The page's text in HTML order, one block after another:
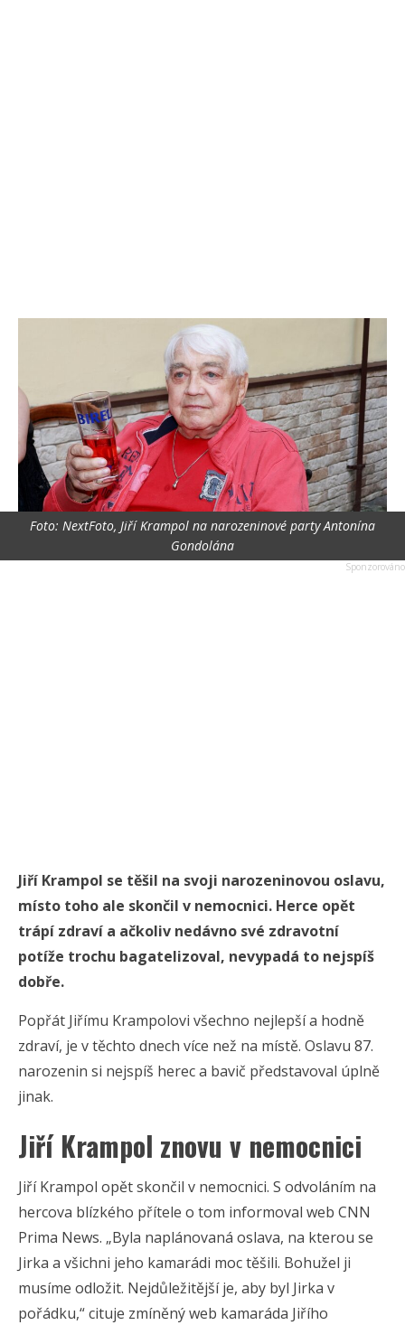
Foto: NextFoto, Jiří Krampol na narozeninové party Antonína
Gondolána
Jiří Krampol se těšil na svoji narozeninovou oslavu,
místo toho ale skončil v nemocnici. Herce opět
trápí zdraví a ačkoliv nedávno své zdravotní
potíže trochu bagatelizoval, nevypadá to nejspíš
dobře.
Popřát Jiřímu Krampolovi všechno nejlepší a hodně
zdraví, je v těchto dnech více než na místě. Oslavu 87.
narozenin si nejspíš herec a bavič představoval úplně
jinak.
Jiří Krampol znovu v nemocnici
Jiří Krampol opět skončil v nemocnici. S odvoláním na
hercova blízkého přítele o tom informoval web CNN
Prima News. „Byla naplánovaná oslava, na kterou se
Jirka a všichni jeho kamarádi moc těšili. Bohužel ji
musíme odložit. Nejdůležitější je, aby byl Jirka v
pořádku,“ cituje zmíněný web kamaráda Jiřího